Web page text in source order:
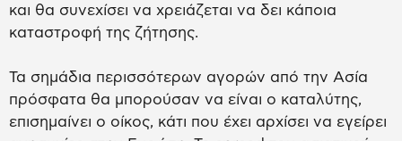
και θα συνεχίσει να χρειάζεται να δει κάποια
καταστροφή της ζήτησης.
Τα σημάδια περισσότερων αγορών από την Ασία
πρόσφατα θα μπορούσαν να είναι ο καταλύτης,
επισημαίνει ο οίκος, κάτι που έχει αρχίσει να εγείρει